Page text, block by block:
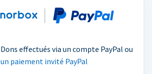
Dons effectués via un compte PayPal ou
un paiement invité PayPal